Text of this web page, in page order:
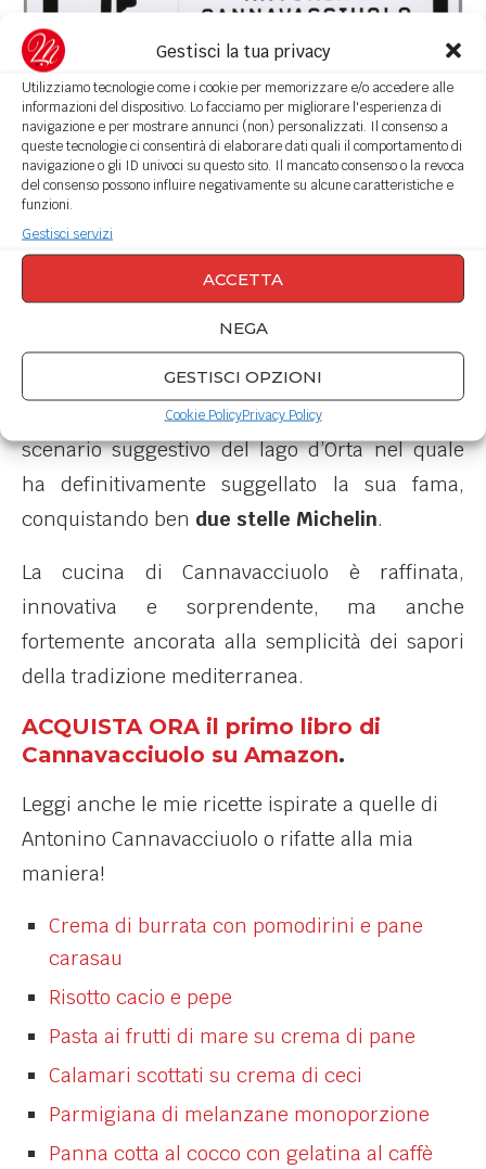
Gestisci la tua privacy
Utilizziamo tecnologie come i cookie per memorizzare e/o accedere alle
informazioni del dispositivo. Lo facciamo per migliorare l'esperienza di
navigazione e per mostrare annunci (non) personalizzati. Il consenso a
queste tecnologie ci consentirà di elaborare dati quali il comportamento di
navigazione o gli ID univoci su questo sito. Il mancato consenso o la revoca
del consenso possono influire negativamente su alcune caratteristiche e
funzioni.
Gestisci servizi
ACCETTA
NEGA
GESTISCI OPZIONI
Cookie PolicyPrivacy Policy
“In cucina comando io” di Antonino Cannavacciuolo
Le ricette proposte non sono difficilissime, ma
sicuramente non sono per “mariti nel panico”.
Ogni ricetta è legata ad un ricordo, e il libro
non ha solo ricette ma anche racconti di vita di
Antonino che lo mostra “fuori dai riflettori”.
Il libro ripercorre gli esordi a Vico Equense,
fino all’approdo a Villa Crespi “un sogno ad
occhi aperti”, ristorante incastonato nello
scenario suggestivo del lago d’Orta nel quale
ha definitivamente suggellato la sua fama,
conquistando ben due stelle Michelin.
La cucina di Cannavacciuolo è raffinata,
innovativa e sorprendente, ma anche
fortemente ancorata alla semplicità dei sapori
della tradizione mediterranea.
ACQUISTA ORA il primo libro di
Cannavacciuolo su Amazon.
Leggi anche le mie ricette ispirate a quelle di
Antonino Cannavacciuolo o rifatte alla mia
maniera!
Crema di burrata con pomodirini e pane
carasau
Risotto cacio e pepe
Pasta ai frutti di mare su crema di pane
Calamari scottati su crema di ceci
Parmigiana di melanzane monoporzione
Panna cotta al cocco con gelatina al caffè